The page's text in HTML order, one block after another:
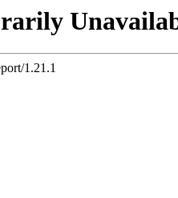
1.21.1